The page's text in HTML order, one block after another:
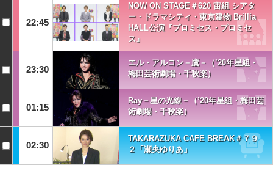
22:45
NOW ON STAGE＃620 宙組 シアタ
ー・ドラマシティ・東京建物 Brillia
HALL公演『プロミセス・プロミセ
ス』
23:30
エル・アルコン－鷹－（’20年星組・
梅田芸術劇場・千秋楽）
01:15
Ray－星の光線－（’20年星組・梅田芸
術劇場・千秋楽）
02:30
TAKARAZUKA CAFE BREAK＃７９
２「瀬央ゆりあ」